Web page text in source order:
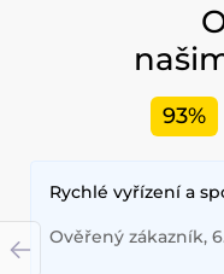
93%
Rychlé vyřízení a
Ověřený zákazník,